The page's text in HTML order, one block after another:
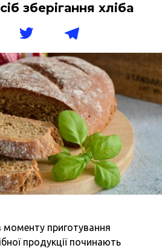
зберігання хліба
моменту приготування
продукції починають